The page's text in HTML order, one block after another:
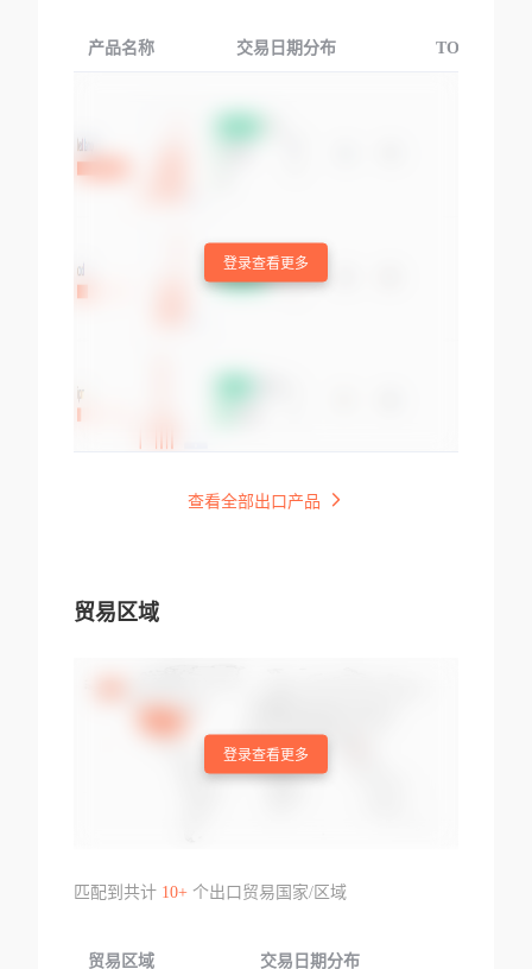
产品名称 交易日期分布 TOP3交易国
登录查看更多
查看全部出口产品
贸易区域
登录查看更多
匹配到共计 10+个出口贸易国家/区域
贸易区域 交易日期分布